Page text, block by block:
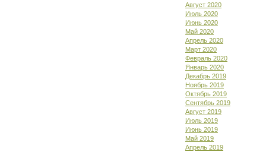
Август 2020
Июль 2020
Июнь 2020
Май 2020
Апрель 2020
Март 2020
Февраль 2020
Январь 2020
Декабрь 2019
Ноябрь 2019
Октябрь 2019
Сентябрь 2019
Август 2019
Июль 2019
Июнь 2019
Май 2019
Апрель 2019